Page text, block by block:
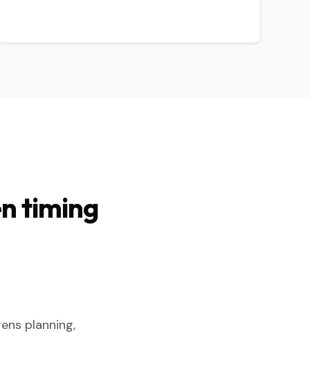
timing
planning,